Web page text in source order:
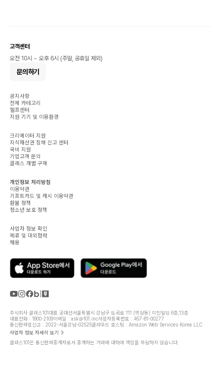
고객센터
오전 10시 ~ 오후 6시 (주말, 공휴일 제외)
문의하기
공지사항
전체 카테고리
헬프센터
지원 기기 및 이용환경
크리에이터 지원
지식재산권 침해 신고 센터
국비 지원
기업고객 문의
클래스 개별 구매
개인정보 처리방침
이용약관
기프트카드 및 캐시 이용약관
환불 정책
청소년 보호 정책
사업자 정보 확인
제휴 및 대외협력
채용
주식회사 클래스101대표 공대선서울특별시 강남구 도곡로 111 (역삼동) 미진빌딩 6층,13층
대표전화 : 1800-2109이메일 : ask@101.inc사업자등록번호 : 457-81-00277
통신판매업신고 : 2022-서울강남-02525클라우드 호스팅 : Amazon Web Services Korea LLC
사업자 정보 자세히 보기
클래스101은 통신판매중개자로서 중개하는 거래에 대하여 책임을 부담하지 않습니다.